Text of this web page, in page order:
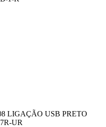
LIGAÇÃO USB PRETO
UR